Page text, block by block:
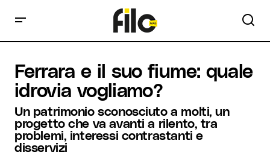
Ferrara e il suo fiume: quale
idrovia vogliamo?
Un patrimonio sconosciuto a molti, un
progetto che va avanti a rilento, tra
problemi, interessi contrastanti e
disservizi